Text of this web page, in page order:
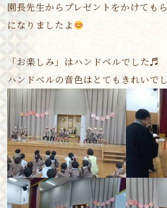
園長先生からプレゼントをかけても
になりましたよ
「お楽しみ」はハンドベルでした♬
ハンドベルの音色はとてもきれいで